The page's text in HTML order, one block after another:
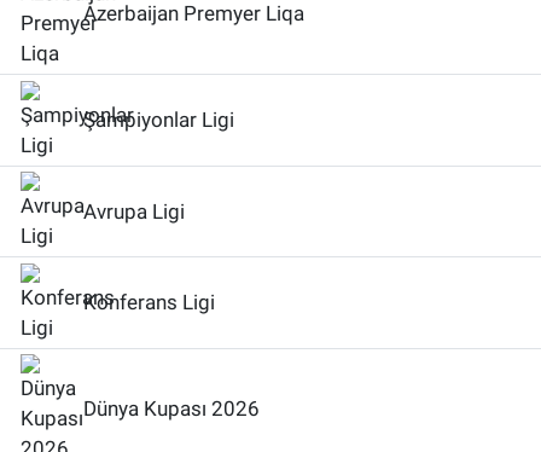
Azerbaijan Premyer Liqa
Şampiyonlar Ligi
Avrupa Ligi
Konferans Ligi
Dünya Kupası 2026